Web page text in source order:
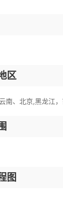
区
南、北京,黑龙江，
图